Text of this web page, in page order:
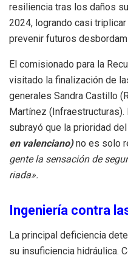
resiliencia tras los daños
2024, logrando casi
prevenir futuros
El comisionado para la
visitado la finalización de
generales Sandra Castillo
Martínez
subrayó que la prioridad del
en valenciano)no es solo
gente la sensación de
riada».
Ingeniería contra
La principal deficiencia
su insuficiencia hidráulica.